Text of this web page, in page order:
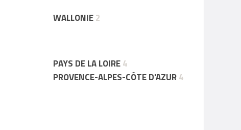
WALLONIE2
PAYS DE LA LOIRE4
PROVENCE-ALPES-CÔTE D'AZUR4